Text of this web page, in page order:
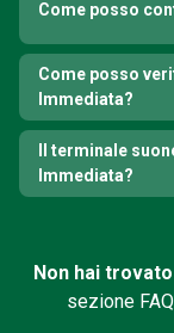
Come posso
Come posso
Immediata?
Il terminale
Immediata?
Non hai
sezione